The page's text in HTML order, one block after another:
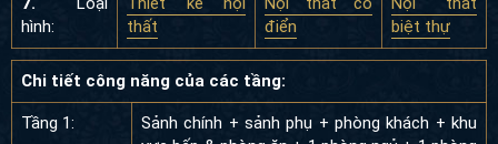
Chi tiết công năng của các tầng:
Tầng 1:
Sảnh chính + sảnh phụ + phòng khách + khu
vực bếp & phòng ăn + 1 phòng ngủ + 1 phòng
kỹ thuật + WC